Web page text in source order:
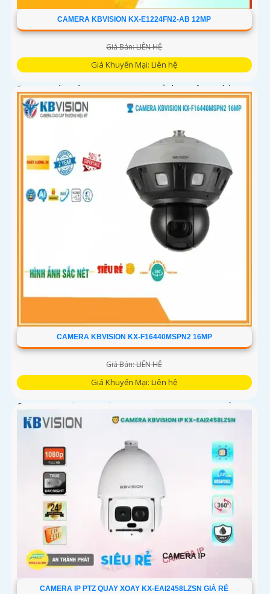
CAMERA KBVISION KX-E1224FN2-AB 12MP
Giá Bán: LIÊN HỆ
Giá Khuyến Mại: Liên hệ
Camera giám sát KX-E1224FN2-AB sử dụng công nghệ
Starlight tiên tiến, có khả năng giám sát tốt trong môi
trường thiếu ánh sáng. Với độ phân giải HD IP, sản phẩm
này mang lại hình ảnh chất lượng cao, rõ nét
CAMERA KBVISION KX-F16440MSPN2 16MP
Giá Bán: LIÊN HỆ
Giá Khuyến Mại: Liên hệ
Camera Speed Dome Kbvision IP KX-F16440MSPN2 sử
dụng cảm biến Sony STARVIS CMOS, xử lý mạnh mẽ, chức
hình ảnh. Hỗ trợ chất lượng hình ảnh sắc nét, tiết kiệm băng
thông, tích hợp công nghệ H
CAMERA IP PTZ QUAY XOAY KX-EAI2458LZSN GIÁ RẺ